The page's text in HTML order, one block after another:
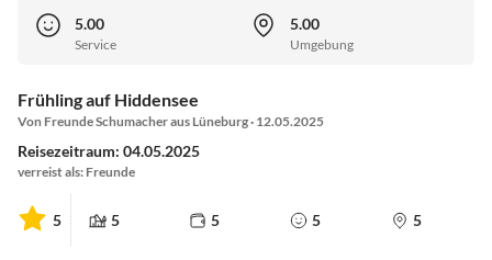
5.00
Service
5.00
Umgebung
Frühling auf Hiddensee
Von Freunde Schumacher aus Lüneburg · 12.05.2025
Reisezeitraum: 04.05.2025
verreist als: Freunde
5 5 5 5 5